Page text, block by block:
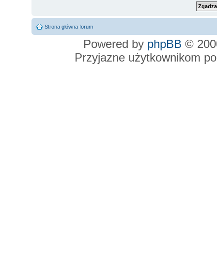
Strona główna forum
Powered by phpBB ©
Przyjazne użytkownikom